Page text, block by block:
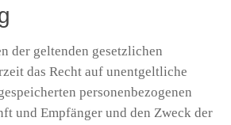
der geltenden gesetzlichen
das Recht auf unentgeltliche
personenbezogenen
und Empfänger und den Zweck der